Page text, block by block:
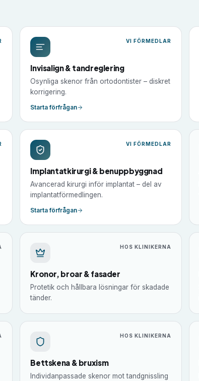
VI FÖRMEDLAR
Invisalign & tandreglering
Osynliga skenor från ortodontister – diskret
korrigering.
Starta förfrågan
VI FÖRMEDLAR
Implantatkirurgi & benuppbyggnad
Avancerad kirurgi inför implantat – del av
implantatförmedlingen.
Starta förfrågan
HOS KLINIKERNA
Kronor, broar & fasader
Protetik och hållbara lösningar för skadade
tänder.
HOS KLINIKERNA
Bettskena & bruxism
Individanpassade skenor mot tandgnissling